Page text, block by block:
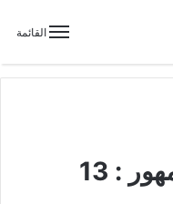
القائمة
حكم و أقوال عن الجمهور : 13